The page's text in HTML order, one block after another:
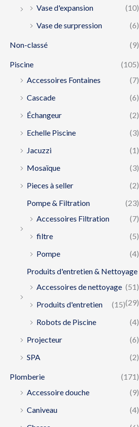
Vase d'expansion
(10)
Vase de surpression
(6)
Non-classé (9)
Piscine
(105)
Accessoires Fontaines
(7)
Cascade
(6)
Échangeur
(2)
Echelle Piscine
(3)
Jacuzzi
(1)
Mosaïque
(3)
Pieces à seller
(2)
Pompe & Filtration
(23)
Accessoires Filtration
(7)
filtre
(5)
Pompe
(4)
Produits d'entretien & Nettoyage
(51)
Accessoires de nettoyage
(29)
Produits d'entretien
(15)
Robots de Piscine
(4)
Projecteur
(6)
SPA
(2)
Plomberie
(171)
Accessoire douche
(9)
Caniveau
(4)